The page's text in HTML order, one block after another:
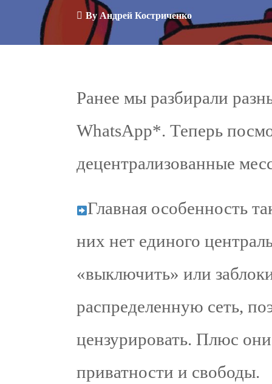
By Андрей Костриченко
Ранее мы разбирали
WhatsApp*. Теперь
децентрализованные
Главная особенность
них нет единого
«выключить» или
распределенную сеть,
цензурировать. Плюс
приватности и свободы.